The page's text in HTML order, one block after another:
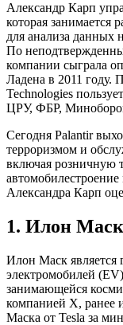
Александр Карп
которая занимается
для анализа данных
По
компании сыграла
Ладена в 2011 году.
Technologies
ЦРУ, ФБР,
Сегодня Palantir
терроризмом и
включая розничную
Александра Карп
1. Илон
Илон Маск является
электромобилей
занимающейся
компанией X, ранее
Маска от Tesla за